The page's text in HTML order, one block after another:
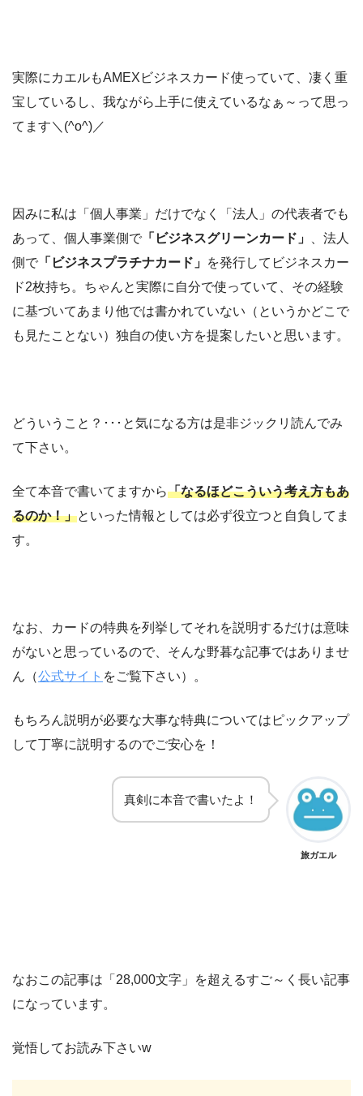
実際にカエルもAMEXビジネスカード使っていて、凄く重
宝しているし、我ながら上手に使えているなぁ～って思っ
てます＼(^o^)／
因みに私は「個人事業」だけでなく「法人」の代表者でも
あって、個人事業側で 「ビジネスグリーンカード」 、法人
側で 「ビジネスプラチナカード」 を発行してビジネスカー
ド2枚持ち。ちゃんと実際に自分で使っていて、その経験
に基づいてあまり他では書かれていない（というかどこで
も見たことない）独自の使い方を提案したいと思います。
どういうこと？･･･と気になる方は是非ジックリ読んでみ
て下さい。
全て本音で書いてますから「なるほどこういう考え方もあ
るのか！」といった情報としては必ず役立つと自負してま
す。
なお、カードの特典を列挙してそれを説明するだけは意味
がないと思っているので、そんな野暮な記事ではありませ
ん（公式サイト をご覧下さい）。
もちろん説明が必要な大事な特典についてはピックアップ
して丁寧に説明するのでご安心を！
真剣に本音で書いたよ！
旅ガエル
なおこの記事は「28,000文字」を超えるすご～く長い記事
になっています。
覚悟してお読み下さいw